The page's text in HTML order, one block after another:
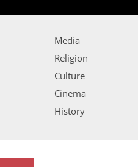
Media
Religion
Culture
Cinema
History